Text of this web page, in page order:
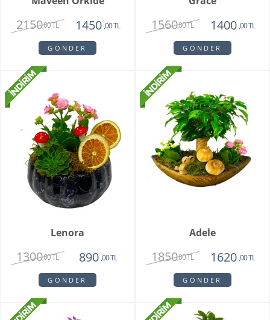
2150,00 TL 1450 ,00 TL
GÖNDER
1560,00 TL 1400 ,00 TL
GÖNDER
Lenora
1300,00 TL 890 ,00 TL
GÖNDER
Adele
1850,00 TL 1620 ,00 TL
GÖNDER